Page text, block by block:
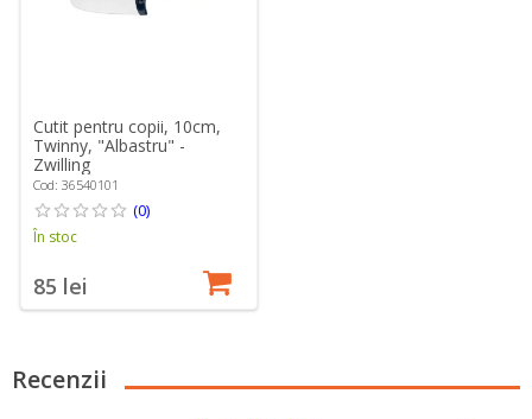
Cutit pentru copii, 10cm,
Twinny, "Albastru" -
Zwilling
Cod: 36540101
(0)
În stoc
85 lei
Recenzii